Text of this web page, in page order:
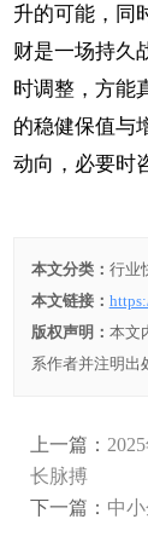
升的可能，同
财是一场持久
时调整，方能
的稳健保值与
动向，必要时
本文分类： 行业
本文链接：
版权声明： 本文
系作者并注明出
上一篇：
长脉搏
下一篇： 中